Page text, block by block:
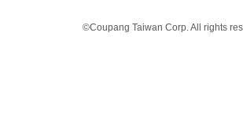
©Coupang Taiwan Corp. All rights